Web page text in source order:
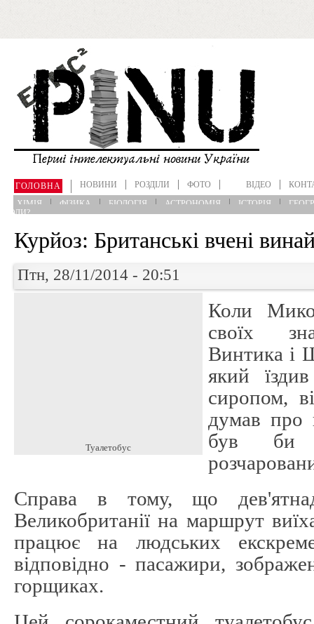
Перейти до основного матеріалу
ГОЛОВНА НОВИНИ
РОЗДІЛИ
ХІМІЯ
ФІЗИКА БІОЛОГІЯ АСТРОНОМІЯ ІСТОРІЯ
ФОТО ВІДЕО
Курйоз: Британські вчені
Птн, 28/11/2014 - 20:51
Туалетобус
Коли
своїх
Винтика і
який
сиропом,
думав про
був би
Справа в тому, що
Великобританії на маршрут
працює на людських
відповідно - пасажири,
горщиках.